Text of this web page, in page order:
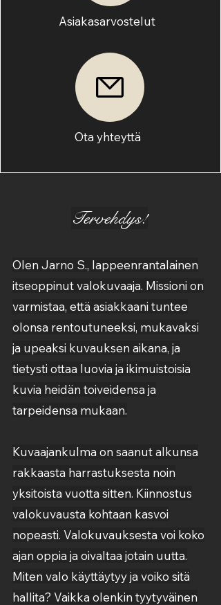
Asiakasarvostelut
Ota yhteyttä
Tervehdys!
Olen Jarno S., lappeenrantalainen
itseoppinut valokuvaaja. Missioni on
varmistaa, että asiakkaani tuntee
olonsa rentoutuneeksi, mukavaksi
ja upeaksi kuvauksen aikana, ja
tietysti ottaa luovia ja ikimuistoisia
kuvia heidän toiveidensa ja
tarpeidensa mukaan.
Kuvaajankulma on saanut alkunsa
rakkaasta harrastuksesta noin
yksitoista vuotta sitten. Kiinnostus
valokuvausta kohtaan kasvoi
nopeasti. Valokuvauksesta voi koko
ajan oppia ja oivaltaa jotain uutta.
Miten valo käyttäytyy ja voiko sitä
hallita? Vaikka olenkin tyytyväinen